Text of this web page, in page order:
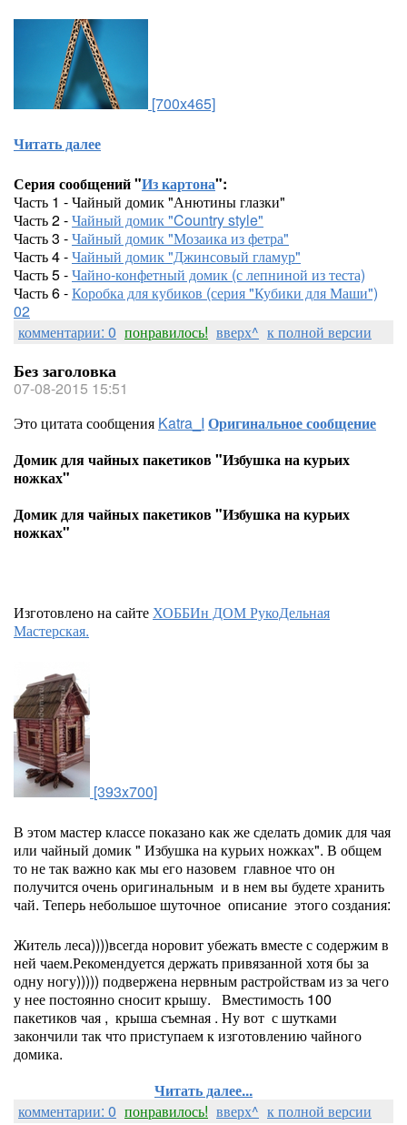
[700x465]
Читать далее
Серия сообщений "Из картона":
Часть 1 - Чайный домик "Анютины глазки"
Часть 2 -Чайный домик "Country style"
Часть 3 -Чайный домик "Мозаика из фетра"
Часть 4 -Чайный домик "Джинсовый гламур"
Часть 5 -Чайно-конфетный домик (с лепниной из теста)
Часть 6 -Коробка для кубиков (серия "Кубики для Маши")
02
комментарии: 0 понравилось! вверх^ к полной версии
Без заголовка
07-08-2015 15:51
Это цитата сообщения Katra_I Оригинальное сообщение
Домик для чайных пакетиков "Избушка на курьих
ножках"
Домик для чайных пакетиков "Избушка на курьих
ножках"
Изготовлено на сайтеХОББИн ДОМ РукоДельная
Мастерская.
[393x700]
В этом мастер классе показано как же сделать домик для чая
или чайный домик " Избушка на курьих ножках". В общем
то не так важно как мы его назовем главное что он
получится очень оригинальным и в нем вы будете хранить
чай. Теперь небольшое шуточное описание этого создания:
Житель леса))))всегда норовит убежать вместе с содержим в
ней чаем.Рекомендуется держать привязанной хотя бы за
одну ногу))))) подвержена нервным растройствам из за чего
у нее постоянно сносит крышу. Вместимость 100
пакетиков чая , крыша съемная . Ну вот с шутками
закончили так что приступаем к изготовлению чайного
домика.
Читать далее...
комментарии: 0 понравилось! вверх^ к полной версии